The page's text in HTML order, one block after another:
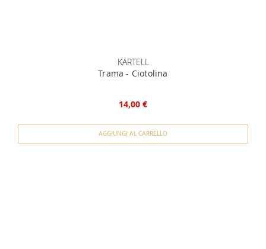
KARTELL
Trama - Ciotolina
14,00 €
AGGIUNGI AL CARRELLO